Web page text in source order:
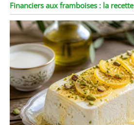
Financiers aux framboises : la